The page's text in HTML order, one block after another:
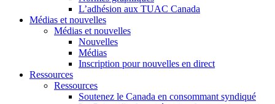
L’adhésion aux TUAC Canada
Médias et nouvelles
Médias et nouvelles
Nouvelles
Médias
Inscription pour nouvelles en direct
Ressources
Ressources
Soutenez le Canada en consommant syndiqué